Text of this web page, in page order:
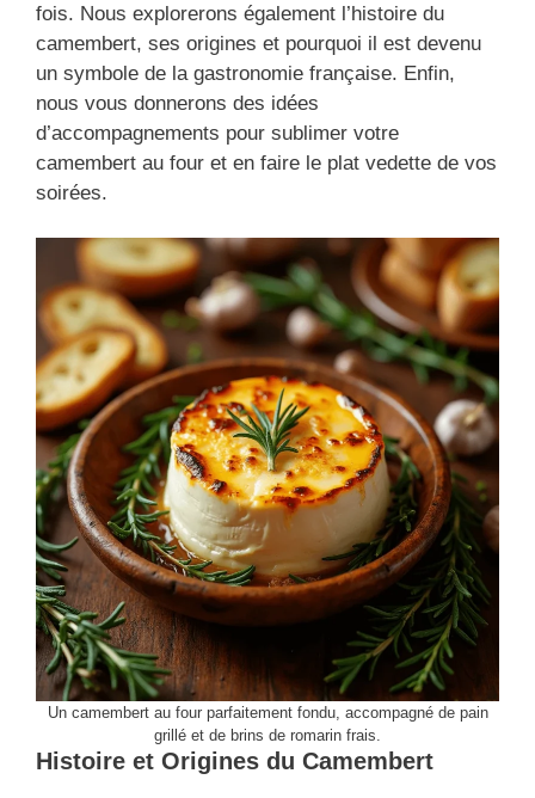
fois. Nous explorerons également l’histoire du
camembert, ses origines et pourquoi il est devenu
un symbole de la gastronomie française. Enfin,
nous vous donnerons des idées
d’accompagnements pour sublimer votre
camembert au four et en faire le plat vedette de vos
soirées.
Un camembert au four parfaitement fondu, accompagné de pain
grillé et de brins de romarin frais.
Histoire et Origines du Camembert